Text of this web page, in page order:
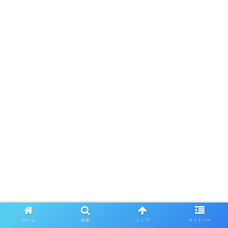
ホーム 検索 トップ サイドバー